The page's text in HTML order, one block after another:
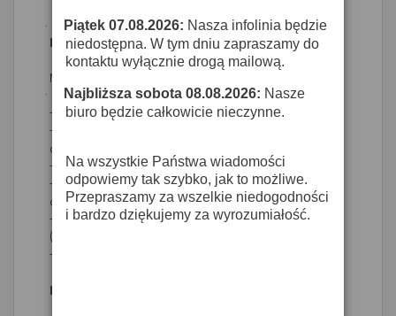
Monacor ECM-450 - mikrofon pulpitowy
Mikrofon pulpitowy PA,na gęsiej szyi.
- Elektretowy, charakterystyka kardioidalna
- Regulacja głośności dla mowy i sygnałów
dźwiękowych
- Wybór różnego typu sygnałów
- Automatyczna aktywacja sygnałów
dźwiękowych (wyłączana)
- Zasilanie z dołączonego zasilacza lub baterii
(nie dołączana)
- 1.5m kabel połączeniowy z wtykami 6.3mm
Dane techniczne:
· Piątek 07.08.2026: Nasza infolinia będzie
niedostępna. W tym dniu zapraszamy do
kontaktu wyłącznie drogą mailową.
· Najbliższa sobota 08.08.2026: Nasze
biuro będzie całkowicie nieczynne.
Na wszystkie Państwa wiadomości
odpowiemy tak szybko, jak to możliwe.
Przepraszamy za wszelkie niedogodności
i bardzo dziękujemy za wyrozumiałość.